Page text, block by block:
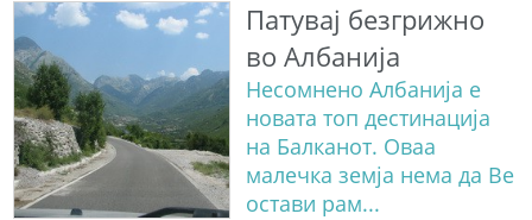
Патувај безгрижно
во Албанија
Несомнено Албанија е
новата топ дестинација
на Балканот. Оваа
малечка земја нема да Ве
остави рам...